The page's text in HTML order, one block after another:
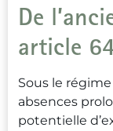
De
article
Sous le régime
absences
potentielle